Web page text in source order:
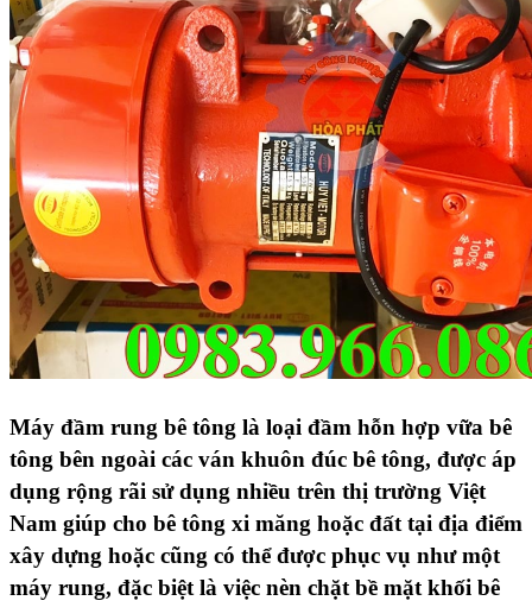
Máy đầm rung bê tông là loại đầm hỗn hợp vữa bê
tông bên ngoài các ván khuôn đúc bê tông, được áp
dụng rộng rãi sử dụng nhiều trên thị trường Việt
Nam giúp cho bê tông xi măng hoặc đất tại địa điểm
xây dựng hoặc cũng có thể được phục vụ như một
máy rung, đặc biệt là việc nèn chặt bề mặt khối bê